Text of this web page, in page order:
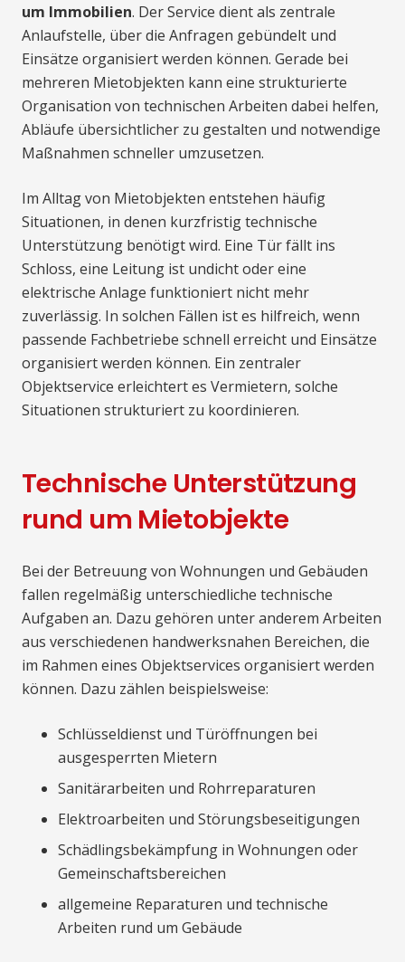
um Immobilien. Der Service dient als zentrale
Anlaufstelle, über die Anfragen gebündelt und
Einsätze organisiert werden können. Gerade bei
mehreren Mietobjekten kann eine strukturierte
Organisation von technischen Arbeiten dabei helfen,
Abläufe übersichtlicher zu gestalten und notwendige
Maßnahmen schneller umzusetzen.
Im Alltag von Mietobjekten entstehen häufig
Situationen, in denen kurzfristig technische
Unterstützung benötigt wird. Eine Tür fällt ins
Schloss, eine Leitung ist undicht oder eine
elektrische Anlage funktioniert nicht mehr
zuverlässig. In solchen Fällen ist es hilfreich, wenn
passende Fachbetriebe schnell erreicht und Einsätze
organisiert werden können. Ein zentraler
Objektservice erleichtert es Vermietern, solche
Situationen strukturiert zu koordinieren.
Technische Unterstützung
rund um Mietobjekte
Bei der Betreuung von Wohnungen und Gebäuden
fallen regelmäßig unterschiedliche technische
Aufgaben an. Dazu gehören unter anderem Arbeiten
aus verschiedenen handwerksnahen Bereichen, die
im Rahmen eines Objektservices organisiert werden
können. Dazu zählen beispielsweise:
Schlüsseldienst und Türöffnungen bei
ausgesperrten Mietern
Sanitärarbeiten und Rohrreparaturen
Elektroarbeiten und Störungsbeseitigungen
Schädlingsbekämpfung in Wohnungen oder
Gemeinschaftsbereichen
allgemeine Reparaturen und technische
Arbeiten rund um Gebäude